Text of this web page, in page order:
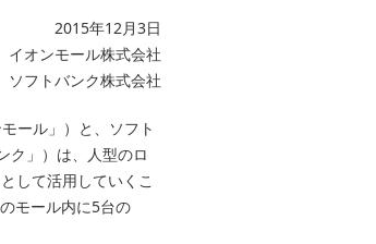
2015年12月3日
イオンモール株式会社
ソフトバンク株式会社
ール」）と、ソフト
ク」）は、人型のロ
して活用していくこ
モール内に5台の